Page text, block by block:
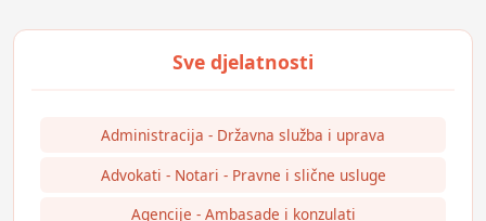
Administracija - Državna služba i uprava
Advokati - Notari - Pravne i slične usluge
Agencije - Ambasade i konzulati